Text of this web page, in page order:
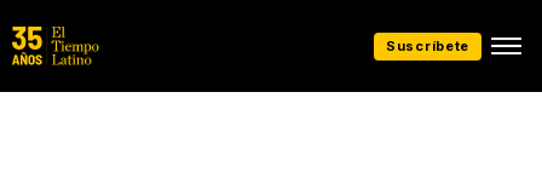
Suscríbete